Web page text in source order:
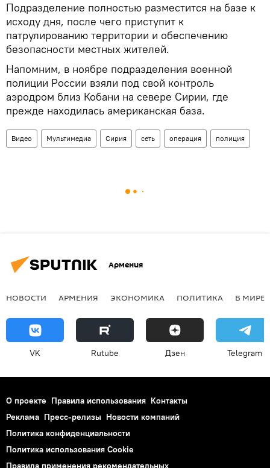
Подразделение полностью разместится на базе к
исходу дня, после чего приступит к
патрулированию территории и обеспечению
безопасности местных жителей.
Напомним, в ноябре подразделения военной
полиции России взяли под свой контроль
аэродром близ Кобани на севере Сирии, где
прежде находилась американская база.
Видео Мультимедиа Сирия сеть операция полиция
Армения
НОВОСТИ АРМЕНИЯ ЭКОНОМИКА ПОЛИТИКА В МИРЕ
VK Rutube Дзен Telegram
О проекте Правила использования Контакты
Реклама Пресс-релизы Новости компаний
Политика конфиденциальности
Политика использования Cookie
Правила применения рекомендательных